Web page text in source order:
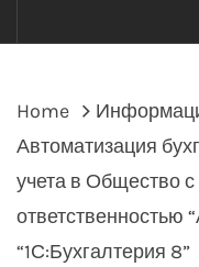
Home
Автоматизация
учета в Общество
“1С:Бухгалтерия 8”